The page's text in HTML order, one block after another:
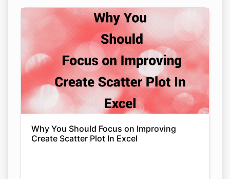
Why You Should Focus on Improving
Create Scatter Plot In Excel